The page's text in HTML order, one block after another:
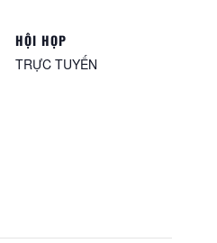
HỘI HỌP
TRỰC TUYẾN